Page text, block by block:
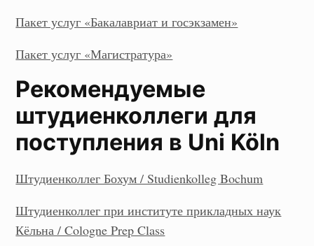
Пакет услуг «Бакалавриат и госэкзамен»
Пакет услуг «Магистратура»
Рекомендуемые
штудиенколлеги для
поступления в Uni Köln
Штудиенколлег Бохум / Studienkolleg Bochum
Штудиенколлег при институте прикладных наук
Кёльна / Cologne Prep Class